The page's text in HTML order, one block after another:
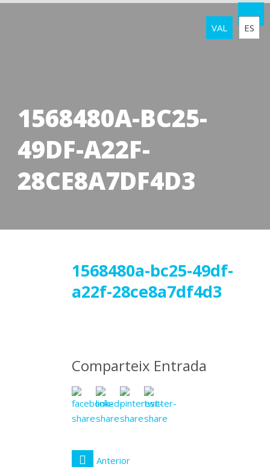
VAL ES
1568480A-BC25-
49DF-A22F-
28CE8A7DF4D3
1568480a-bc25-49df-
a22f-28ce8a7df4d3
Comparteix Entrada
Anterior